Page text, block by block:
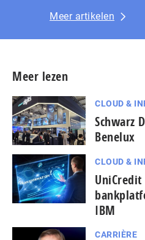
Meer artikelen
Meer lezen
CLOUD &
Schwarz
Benelux
CLOUD &
IBM
CARRIÈRE